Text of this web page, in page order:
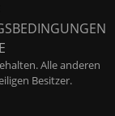
Alle anderen
Besitzer.